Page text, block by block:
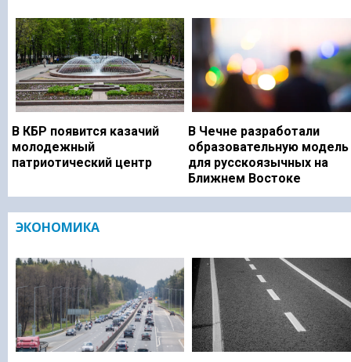
В КБР появится казачий
молодежный
патриотический центр
В Чечне разработали
образовательную модель
для русскоязычных на
Ближнем Востоке
ЭКОНОМИКА